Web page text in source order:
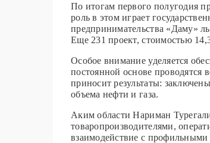
По итогам первого полугодия
роль в этом играет
предпринимательства «Даму»
Еще 231 проект, стоимостью
Особое внимание уделяется
постоянной основе проводятся
приносит результаты:
объема нефти и газа.
Аким области Нариман
товаропроизводителями,
взаимодействие с